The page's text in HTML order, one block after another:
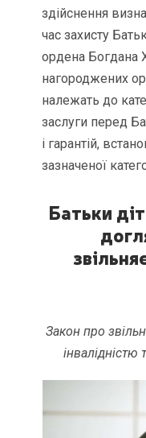
здійснення
час захисту
ордена Богдана
нагороджених
належать до
заслуги перед
і гарантій,
зазначеної
Батьки
Закон про
інвалідністю